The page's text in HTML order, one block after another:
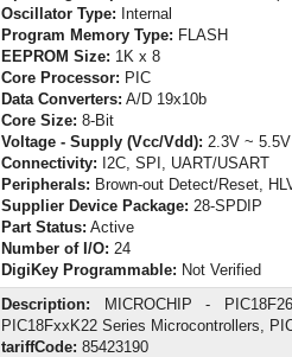
Oscillator Type: Internal
Program Memory Type: FLASH
EEPROM Size: 1K x 8
Core Processor: PIC
Data Converters: A/D 19x10b
Core Size: 8-Bit
Voltage - Supply (Vcc/Vdd): 2.3V ~ 5.5V
Connectivity: I2C, SPI, UART/USART
Peripherals: Brown-out Detect/Reset,
Supplier Device Package: 28-SPDIP
Part Status: Active
Number of I/O: 24
DigiKey Programmable: Not Verified
Description: MICROCHIP -
PIC18FxxK22 Series Microcontrollers,
tariffCode: 85423190